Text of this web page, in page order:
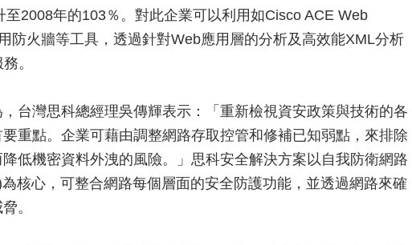
2008年的103％。對此企業可以利用如Cisco ACE Web
防火牆等工具，透過針對Web應用層的分析及高效能XML分析
。
台灣思科總經理吳傳輝表示：「重新檢視資安政策與技術的各
重點。企業可藉由調整網路存取控管和修補已知弱點，來排除
低機密資料外洩的風險。」思科安全解決方案以自我防衛網路
核心，可整合網路每個層面的安全防護功能，並透過網路來確
。